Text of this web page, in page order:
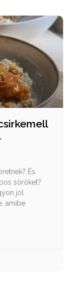
És
söröket?
jól
amibe